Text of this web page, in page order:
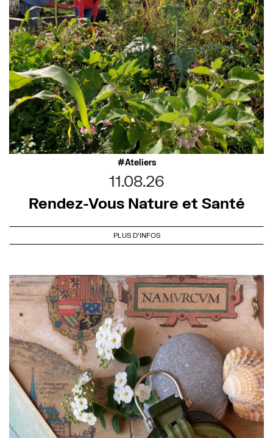
Ateliers
11.08.26
Rendez-Vous Nature et Santé
PLUS D'INFOS